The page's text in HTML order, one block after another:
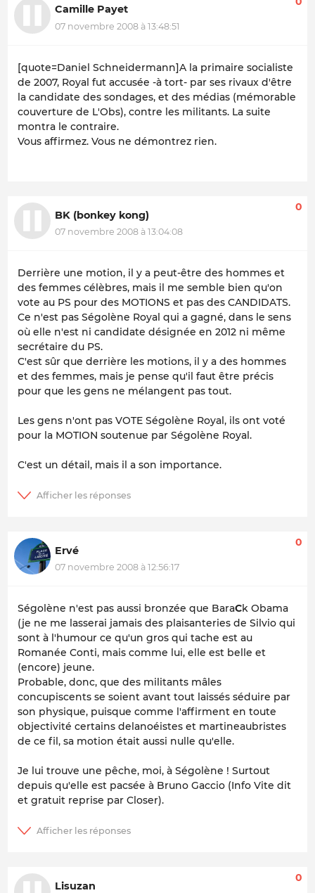
Camille Payet
07 novembre 2008 à 13:48:51
[quote=Daniel Schneidermann]A la primaire socialiste
de 2007, Royal fut accusée -à tort- par ses rivaux d'être
la candidate des sondages, et des médias (mémorable
couverture de L'Obs), contre les militants. La suite
montra le contraire.
Vous affirmez. Vous ne démontrez rien.
BK (bonkey kong)
07 novembre 2008 à 13:04:08
0
Derrière une motion, il y a peut-être des hommes et
des femmes célèbres, mais il me semble bien qu'on
vote au PS pour des MOTIONS et pas des CANDIDATS.
Ce n'est pas Ségolène Royal qui a gagné, dans le sens
où elle n'est ni candidate désignée en 2012 ni même
secrétaire du PS.
C'est sûr que derrière les motions, il y a des hommes
et des femmes, mais je pense qu'il faut être précis
pour que les gens ne mélangent pas tout.
Les gens n'ont pas VOTE Ségolène Royal, ils ont voté
pour la MOTION soutenue par Ségolène Royal.
C'est un détail, mais il a son importance.
Ervé
07 novembre 2008 à 12:56:17
0
Ségolène n'est pas aussi bronzée que BaraCk Obama
(je ne me lasserai jamais des plaisanteries de Silvio qui
sont à l'humour ce qu'un gros qui tache est au
Romanée Conti, mais comme lui, elle est belle et
(encore) jeune.
Probable, donc, que des militants mâles
concupiscents se soient avant tout laissés séduire par
son physique, puisque comme l'affirment en toute
objectivité certains delanoéistes et martineaubristes
de ce fil, sa motion était aussi nulle qu'elle.
Je lui trouve une pêche, moi, à Ségolène ! Surtout
depuis qu'elle est pacsée à Bruno Gaccio (Info Vite dit
et gratuit reprise par Closer).
Lisuzan
0